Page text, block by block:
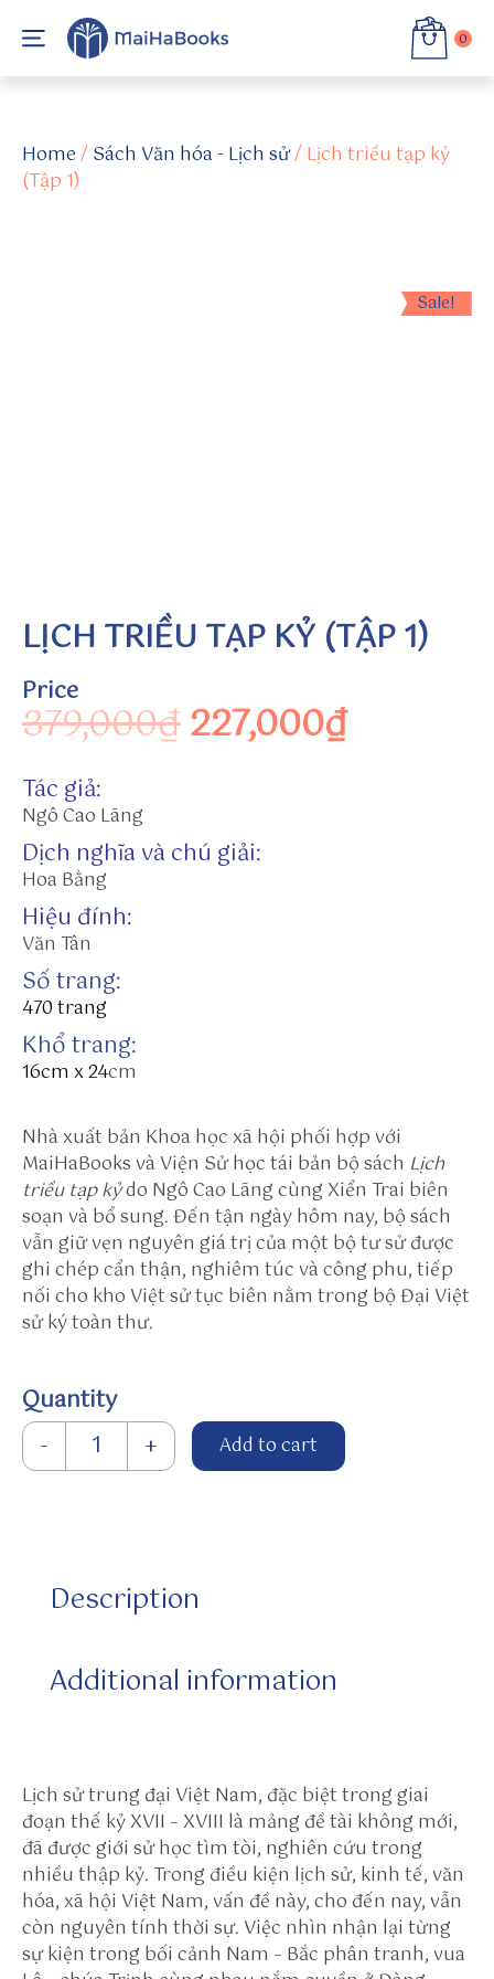
0
p
s:
u
se
r/
s
u
w
in
to
h
tt
p
s:
//
d
e
v
p
st
.c
o
m
/s
u
n
w
h
tt
w.
q
a.
c
p
r
of
il
es
/s
u
Home/Sách Văn hóa - Lịch sử/ Lịch triều tạp kỷ
(Tập 1)
Sale!
LỊCH TRIỀU TẠP KỶ (TẬP 1)
Price
379,000₫Original price
227,000₫Current
Tác giả:
Ngô Cao Lãng
Dịch nghĩa và chú giải:
Hoa Bằng
Hiệu đính:
Văn Tân
Số trang:
470 trang
Khổ trang:
16cm x 24cm
Nhà xuất bản Khoa học xã hội phối hợp với
MaiHaBooks và Viện Sử học tái bản bộ sách Lịch
triều tạp kỷdo Ngô Cao Lãng cùng Xiển Trai biên
soạn và bổ sung. Đến tận ngày hôm nay, bộ sách
vẫn giữ vẹn nguyên giá trị của một bộ tư sử được
ghi chép cẩn thận, nghiêm túc và công phu, tiếp
nối cho kho Việt sử tục biên nằm trong bộ Đại Việt
sử ký toàn thư.
Quantity
-
Lịch triều tạp kỷ (Tập 1) quantity
+ Add to cart
Description
Additional information
Lịch sử trung đại Việt Nam, đặc biệt trong giai
đoạn thế kỷ XVII – XVIII là mảng đề tài không mới,
đã được giới sử học tìm tòi, nghiên cứu trong
nhiều thập kỷ. Trong điều kiện lịch sử, kinh tế, văn
hóa, xã hội Việt Nam, vấn đề này, cho đến nay, vẫn
còn nguyên tính thời sự. Việc nhìn nhận lại từng
sự kiện trong bối cảnh Nam – Bắc phân tranh, vua